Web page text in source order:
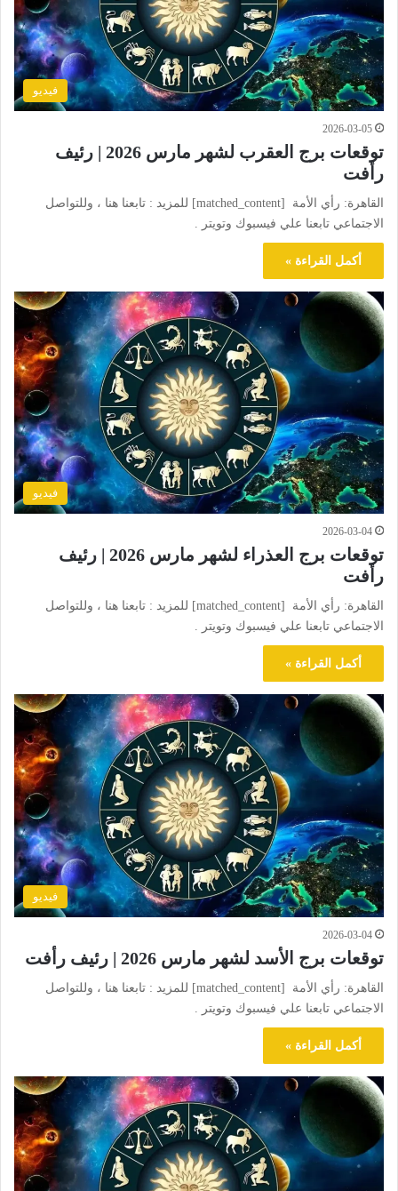
فيديو
2026-03-05
توقعات برج العقرب لشهر مارس 2026 | رئيف
رأفت
القاهرة: رأي الأمة [matched_content] للمزيد : تابعنا هنا ، وللتواصل
الاجتماعي تابعنا علي فيسبوك وتويتر .
أكمل القراءة »
فيديو
2026-03-04
توقعات برج العذراء لشهر مارس 2026 | رئيف
رأفت
القاهرة: رأي الأمة [matched_content] للمزيد : تابعنا هنا ، وللتواصل
الاجتماعي تابعنا علي فيسبوك وتويتر .
أكمل القراءة »
فيديو
2026-03-04
توقعات برج الأسد لشهر مارس 2026 | رئيف رأفت
القاهرة: رأي الأمة [matched_content] للمزيد : تابعنا هنا ، وللتواصل
الاجتماعي تابعنا علي فيسبوك وتويتر .
أكمل القراءة »